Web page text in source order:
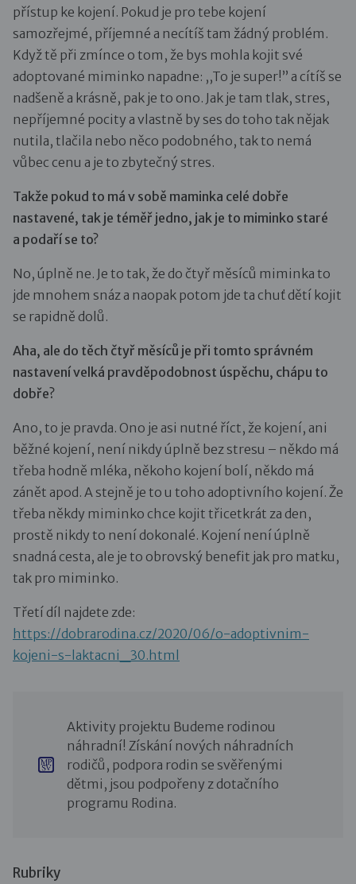
přístup ke kojení. Pokud je pro tebe kojení
samozřejmé, příjemné a necítíš tam žádný problém.
Když tě při zmínce o tom, že bys mohla kojit své
adoptované miminko napadne: ,,To je super!” a cítíš se
nadšeně a krásně, pak je to ono. Jak je tam tlak, stres,
nepříjemné pocity a vlastně by ses do toho tak nějak
nutila, tlačila nebo něco podobného, tak to nemá
vůbec cenu a je to zbytečný stres.
Takže pokud to má v sobě maminka celé dobře
nastavené, tak je téměř jedno, jak je to miminko staré
a podaří se to?
No, úplně ne. Je to tak, že do čtyř měsíců miminka to
jde mnohem snáz a naopak potom jde ta chuť dětí kojit
se rapidně dolů.
Aha, ale do těch čtyř měsíců je při tomto správném
nastavení velká pravděpodobnost úspěchu, chápu to
dobře?
Ano, to je pravda. Ono je asi nutné říct, že kojení, ani
běžné kojení, není nikdy úplně bez stresu – někdo má
třeba hodně mléka, někoho kojení bolí, někdo má
zánět apod. A stejně je to u toho adoptivního kojení. Že
třeba někdy miminko chce kojit třicetkrát za den,
prostě nikdy to není dokonalé. Kojení není úplně
snadná cesta, ale je to obrovský benefit jak pro matku,
tak pro miminko.
Třetí díl najdete zde:
https://dobrarodina.cz/2020/06/o-adoptivnim-
kojeni-s-laktacni_30.html
Aktivity projektu Budeme rodinou
náhradní! Získání nových náhradních
rodičů, podpora rodin se svěřenými
dětmi, jsou podpořeny z dotačního
programu Rodina.
Rubriky